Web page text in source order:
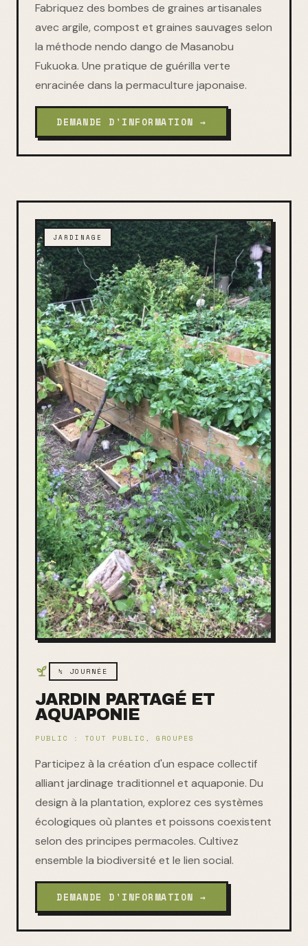
Fabriquez des bombes de graines artisanales
avec argile, compost et graines sauvages selon
la méthode nendo dango de Masanobu
Fukuoka. Une pratique de guérilla verte
enracinée dans la permaculture japonaise.
DEMANDE D'INFORMATION →
JARDINAGE
½ JOURNÉE
JARDIN PARTAGÉ ET
AQUAPONIE
PUBLIC : TOUT PUBLIC, GROUPES
Participez à la création d'un espace collectif
alliant jardinage traditionnel et aquaponie. Du
design à la plantation, explorez ces systèmes
écologiques où plantes et poissons coexistent
selon des principes permacoles. Cultivez
ensemble la biodiversité et le lien social.
DEMANDE D'INFORMATION →